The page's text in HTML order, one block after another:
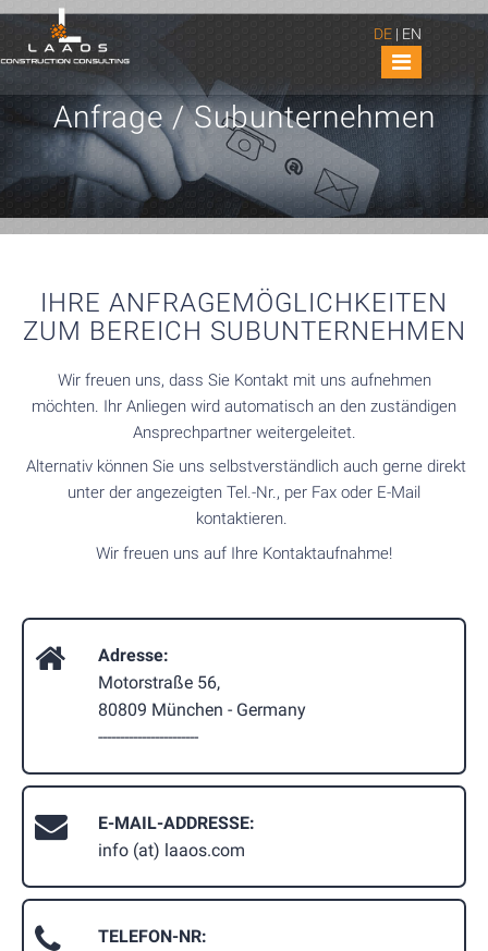
DE | EN
Anfrage / Subunternehmen
IHRE ANFRAGEMÖGLICHKEITEN
ZUM BEREICH SUBUNTERNEHMEN
Wir freuen uns, dass Sie Kontakt mit uns aufnehmen
möchten. Ihr Anliegen wird automatisch an den zuständigen
Ansprechpartner weitergeleitet.
Alternativ können Sie uns selbstverständlich auch gerne direkt
unter der angezeigten Tel.-Nr., per Fax oder E-Mail
kontaktieren.
Wir freuen uns auf Ihre Kontaktaufnahme!
Adresse:
Motorstraße 56,
80809 München - Germany
-----------------------
E-MAIL-ADDRESSE:
info (at) laaos.com
TELEFON-NR: